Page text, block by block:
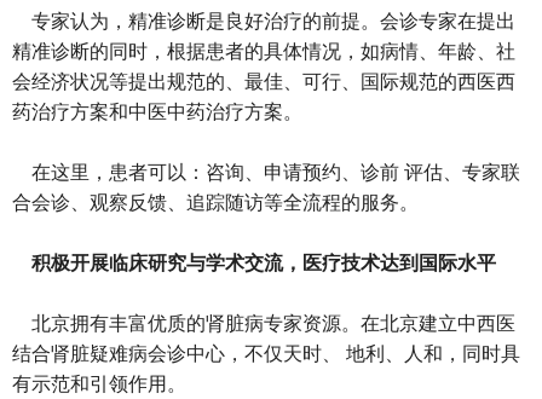
专家认为，精准诊断是良好治疗的前提。会诊专家在提出
精准诊断的同时，根据患者的具体情况，如病情、年龄、社
会经济状况等提出规范的、最佳、可行、国际规范的西医西
药治疗方案和中医中药治疗方案。
在这里，患者可以：咨询、申请预约、诊前 评估、专家联
合会诊、观察反馈、追踪随访等全流程的服务。
积极开展临床研究与学术交流，医疗技术达到国际水平
北京拥有丰富优质的肾脏病专家资源。在北京建立中西医
结合肾脏疑难病会诊中心，不仅天时、 地利、人和，同时具
有示范和引领作用。